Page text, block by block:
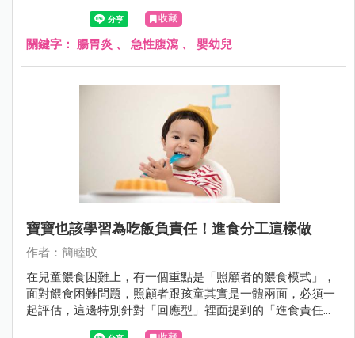
收藏
關鍵字： 腸胃炎 、 急性腹瀉 、 嬰幼兒
寶寶也該學習為吃飯負責任！進食分工這樣做
作者：簡睦旼
在兒童餵食困難上，有一個重點是「照顧者的餵食模式」，
面對餵食困難問題，照顧者跟孩童其實是一體兩面，必須一
起評估，這邊特別針對「回應型」裡面提到的「進食責任分
工」來說明。